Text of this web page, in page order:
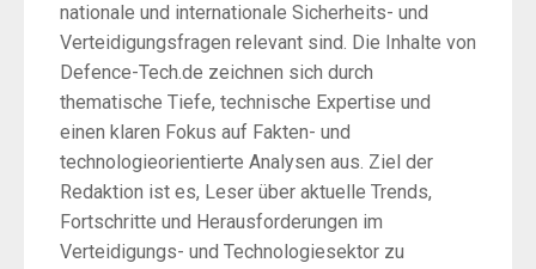
nationale und internationale Sicherheits- und
Verteidigungsfragen relevant sind. Die Inhalte von
Defence-Tech.de zeichnen sich durch
thematische Tiefe, technische Expertise und
einen klaren Fokus auf Fakten- und
technologieorientierte Analysen aus. Ziel der
Redaktion ist es, Leser über aktuelle Trends,
Fortschritte und Herausforderungen im
Verteidigungs- und Technologiesektor zu